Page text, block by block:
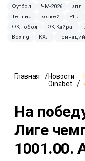
Футбол
ЧМ-2026 апл
Теннис
хоккей РПЛ
ФК Тобол
ФК Кайрат
Boxing
КХЛ
Главная
Новости
Oinabet
На
Лиге
1001.00.